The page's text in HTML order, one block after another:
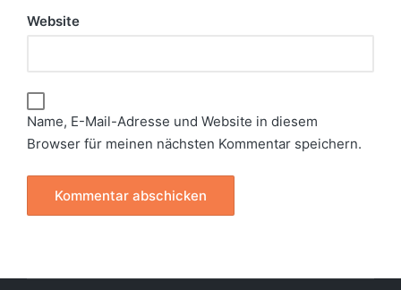
Website
Name, E-Mail-Adresse und Website in diesem
Browser für meinen nächsten Kommentar speichern.